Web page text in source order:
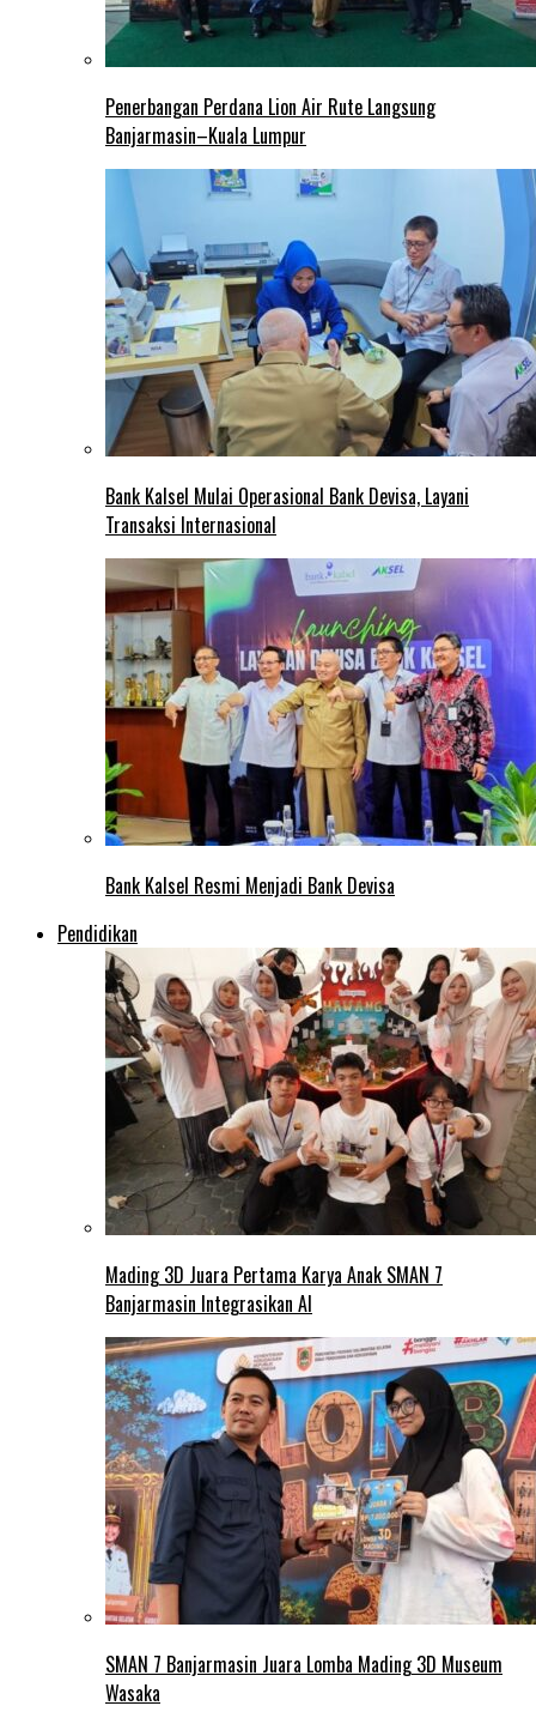
Penerbangan Perdana Lion Air Rute Langsung
Banjarmasin–Kuala Lumpur
Bank Kalsel Mulai Operasional Bank Devisa, Layani
Transaksi Internasional
Bank Kalsel Resmi Menjadi Bank Devisa
Pendidikan
Mading 3D Juara Pertama Karya Anak SMAN 7
Banjarmasin Integrasikan AI
SMAN 7 Banjarmasin Juara Lomba Mading 3D Museum
Wasaka